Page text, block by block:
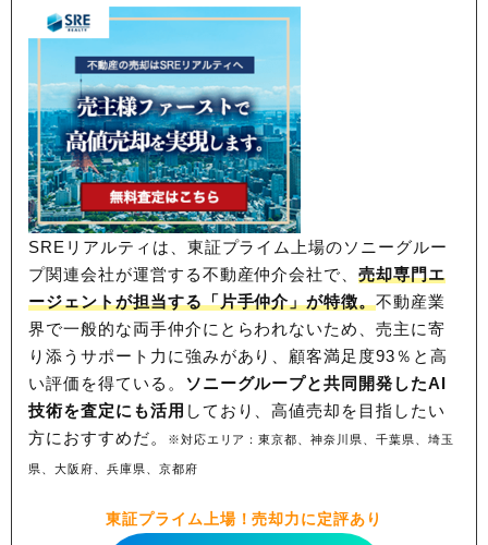
SREリアルティは、東証プライム上場のソニーグルー
プ関連会社が運営する不動産仲介会社で、売却専門エ
ージェントが担当する「片手仲介」が特徴。不動産業
界で一般的な両手仲介にとらわれないため、売主に寄
り添うサポート力に強みがあり、顧客満足度93％と高
い評価を得ている。 ソニーグループと共同開発したAI
技術を査定にも活用 しており、高値売却を目指したい
方におすすめだ。
※対応エリア：東京都、神奈川県、千葉県、埼玉
県、大阪府、兵庫県、京都府
東証プライム上場！売却力に定評あり